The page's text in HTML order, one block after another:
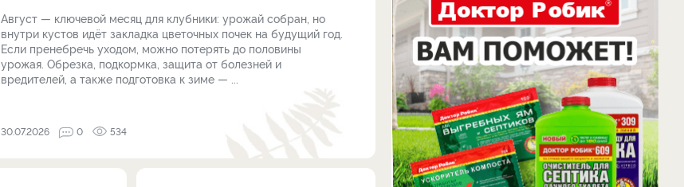
Август — ключевой месяц для клубники: урожай собран, но
внутри кустов идёт закладка цветочных почек на будущий год.
Если пренебречь уходом, можно потерять до половины
урожая. Обрезка, подкормка, защита от болезней и
вредителей, а также подготовка к зиме — ...
30.07.2026 0 534